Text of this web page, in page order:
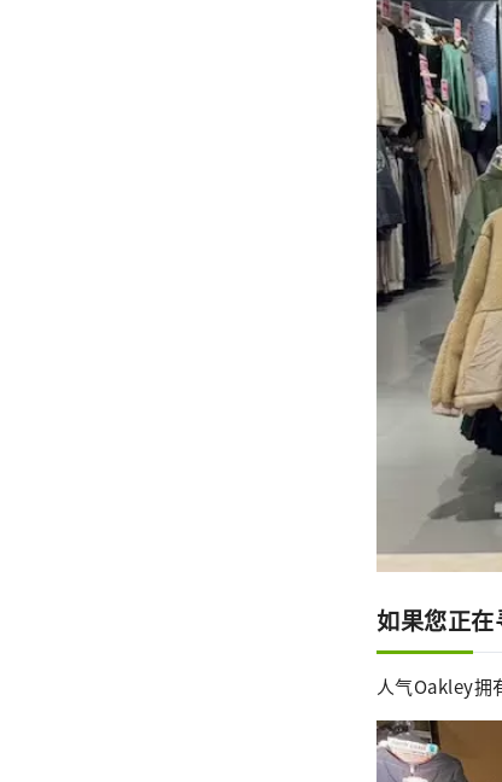
如果您正在
人气Oakley拥